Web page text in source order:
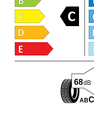
ABC
68dB